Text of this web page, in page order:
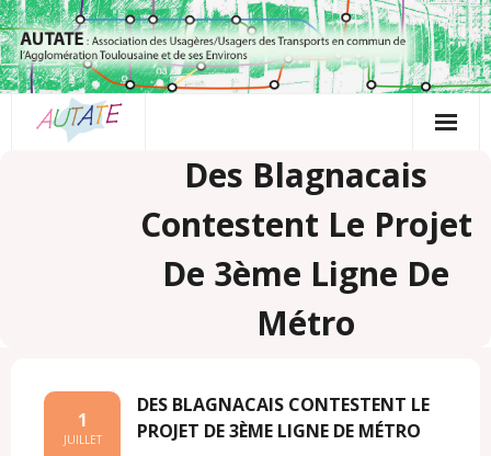
Passer
au
contenu
Des Blagnacais
Contestent Le Projet
De 3ème Ligne De
Métro
DES BLAGNACAIS CONTESTENT LE
PROJET DE 3ÈME LIGNE DE MÉTRO
1
JUILLET